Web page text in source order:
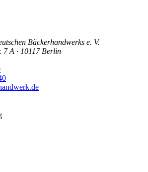
Bäckerhandwerks e. V.
7 A · 10117 Berlin